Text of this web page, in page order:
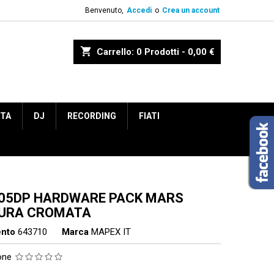
Benvenuto, Accedi o Crea un account
shopping_cart Carrello: 0 Prodotti - 0,00 €
DJ RECORDING FIATI
HARDWARE PACK MARS
CROMATA
643710 Marca MAPEX IT